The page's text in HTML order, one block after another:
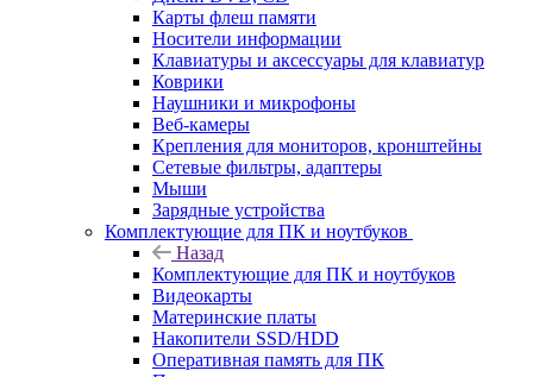
Карты флеш памяти
Носители информации
Клавиатуры и аксессуары для клавиатур
Коврики
Наушники и микрофоны
Веб-камеры
Крепления для мониторов, кронштейны
Сетевые фильтры, адаптеры
Мыши
Зарядные устройства
Комплектующие для ПК и ноутбуков
Назад
Комплектующие для ПК и ноутбуков
Видеокарты
Материнские платы
Накопители SSD/HDD
Оперативная память для ПК